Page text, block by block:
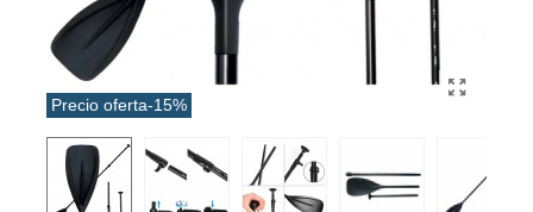
Precio oferta-15%